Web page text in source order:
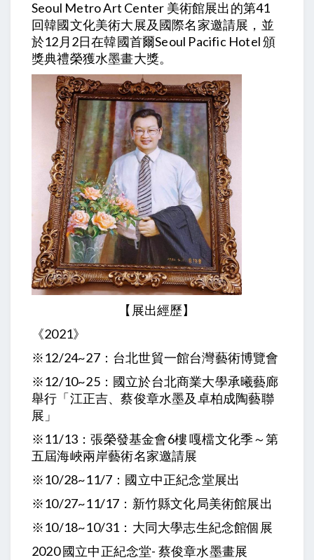
Seoul Metro Art Center 美術館展出的第41
回韓國文化美術大展及國際名家邀請展，並
於12月2日在韓國首爾Seoul Pacific Hotel 頒
獎典禮榮獲水墨畫大獎。
【展出經歷】
《2021》
※12/24~27：台北世貿一館台灣藝術博覽會
※12/10~25：國立於台北商業大學承曦藝廊
舉行「江正吉、蔡俊章水墨及卓柏成陶藝聯
展」
※11/13：張榮發基金會6樓 嘎檔文化季～第
五屆海峽兩岸藝術名家邀請展
※10/28~11/7：國立中正紀念堂展出
※10/27~11/17：新竹縣文化局美術館展出
※10/18~10/31：大同大學志生紀念館個展
2020 國立中正紀念堂- 蔡俊章水墨畫展